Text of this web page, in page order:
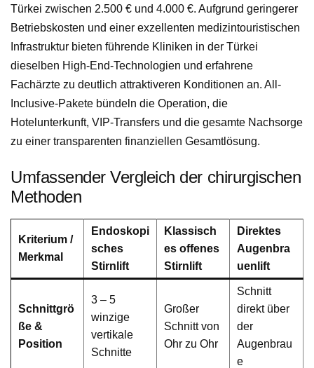
Türkei zwischen 2.500 € und 4.000 €. Aufgrund geringerer
Betriebskosten und einer exzellenten medizintouristischen
Infrastruktur bieten führende Kliniken in der Türkei
dieselben High-End-Technologien und erfahrene
Fachärzte zu deutlich attraktiveren Konditionen an. All-
Inclusive-Pakete bündeln die Operation, die
Hotelunterkunft, VIP-Transfers und die gesamte Nachsorge
zu einer transparenten finanziellen Gesamtlösung.
Umfassender Vergleich der chirurgischen
Methoden
Kriterium /
Merkmal
Endoskopi
sches
Stirnlift
Klassisch
es offenes
Stirnlift
Direktes
Augenbra
uenlift
Schnittgrö
ße &
Position
3 – 5
winzige
vertikale
Schnitte
Großer
Schnitt von
Ohr zu Ohr
Schnitt
direkt über
der
Augenbrau
e